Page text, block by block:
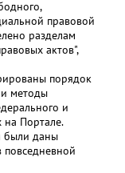
правовой
разделам
актов",
порядок
методы
и
на Портале.
были даны